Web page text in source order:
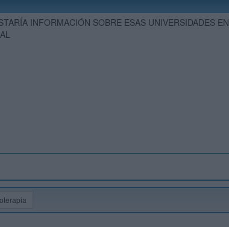
INFORMACIÓN SOBRE ESAS UNIVERSIDADES EN